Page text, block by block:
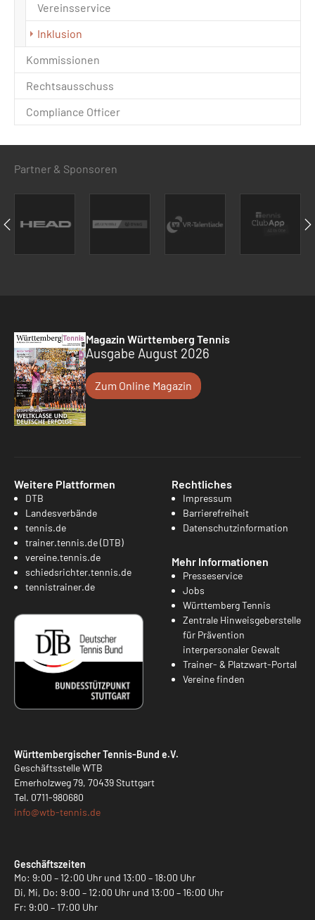
Vereinsservice
Inklusion
Kommissionen
Rechtsausschuss
Compliance Officer
Partner & Sponsoren
Magazin Württemberg Tennis
Ausgabe August 2026
Zum Online Magazin
Weitere Plattformen
DTB
Landesverbände
tennis.de
trainer.tennis.de (DTB)
vereine.tennis.de
schiedsrichter.tennis.de
tennistrainer.de
Rechtliches
Impressum
Barrierefreiheit
Datenschutzinformation
Mehr Informationen
Presseservice
Jobs
Württemberg Tennis
Zentrale Hinweisgeberstelle
für Prävention
interpersonaler Gewalt
Trainer- & Platzwart-Portal
Vereine finden
Württembergischer Tennis-Bund e.V.
Geschäftsstelle WTB
Emerholzweg 79, 70439 Stuttgart
Tel. 0711-980680
info@wtb-tennis.de
Geschäftszeiten
Mo: 9:00 – 12:00 Uhr und 13:00 – 18:00 Uhr
Di, Mi, Do: 9:00 – 12:00 Uhr und 13:00 – 16:00 Uhr
Fr: 9:00 – 17:00 Uhr